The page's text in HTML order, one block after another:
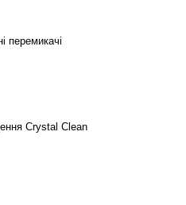
перемикачі
Crystal Clean